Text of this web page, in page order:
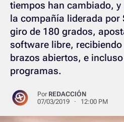
tiempos han cambiado,
la compañía liderada por
giro de 180 grados,
software libre,
brazos abiertos, e
programas.
Por REDACCIÓN
07/03/2019 · 12:00 PM